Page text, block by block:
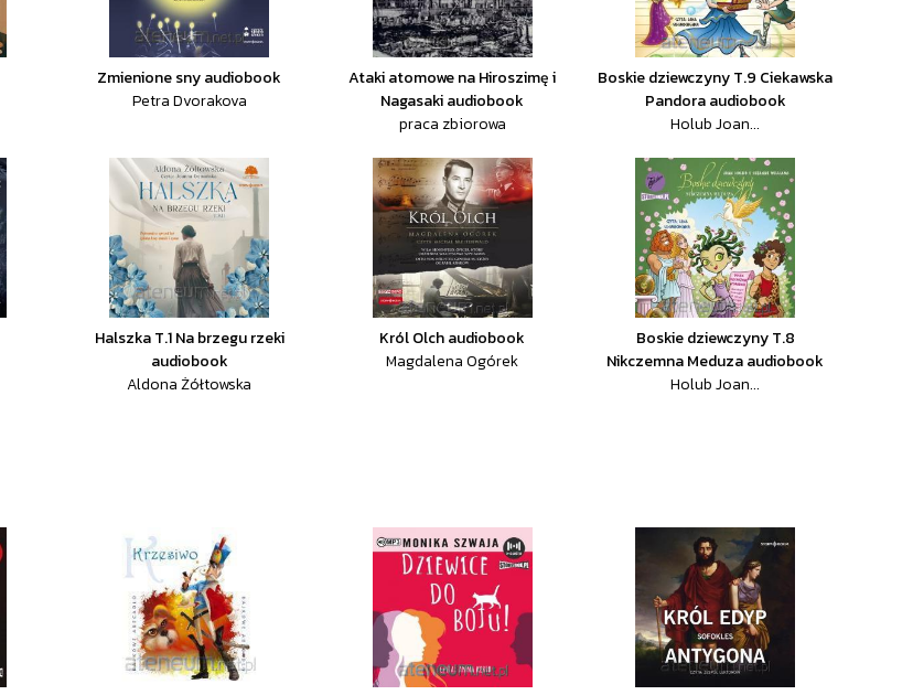
Zmienione sny audiobook
Petra Dvorakova
Ataki atomowe na Hiroszimę i
Nagasaki audiobook
praca zbiorowa
Boskie dziewczyny T.9 Ciekawska
Pandora audiobook
Holub Joan...
Halszka T.1 Na brzegu rzeki
audiobook
Aldona Żółtowska
Król Olch audiobook
Magdalena Ogórek
Boskie dziewczyny T.8
Nikczemna Meduza audiobook
Holub Joan...